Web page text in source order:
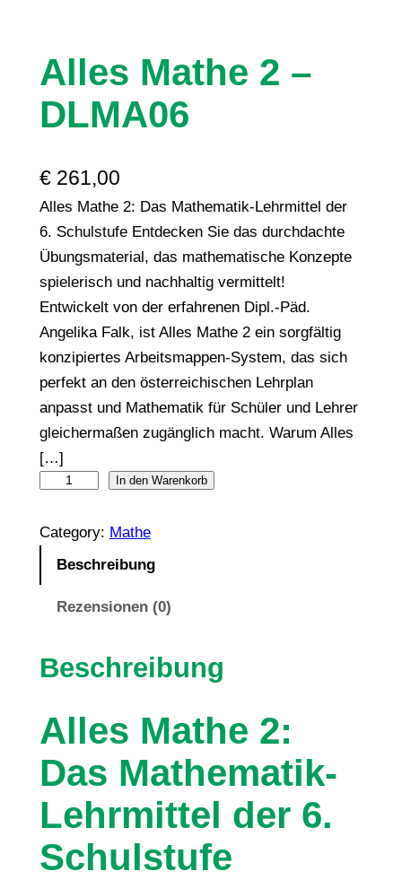
Alles Mathe 2 –
DLMA06
€261,00
Alles Mathe 2: Das Mathematik-Lehrmittel der
6. Schulstufe Entdecken Sie das durchdachte
Übungsmaterial, das mathematische Konzepte
spielerisch und nachhaltig vermittelt!
Entwickelt von der erfahrenen Dipl.-Päd.
Angelika Falk, ist Alles Mathe 2 ein sorgfältig
konzipiertes Arbeitsmappen-System, das sich
perfekt an den österreichischen Lehrplan
anpasst und Mathematik für Schüler und Lehrer
gleichermaßen zugänglich macht. Warum Alles
[…]
l
s
t
h
2
–
D
M
A
In den Warenkorb
Category: Mathe
Beschreibung
Rezensionen (0)
Beschreibung
Alles Mathe 2:
Das Mathematik-
Lehrmittel der 6.
Schulstufe